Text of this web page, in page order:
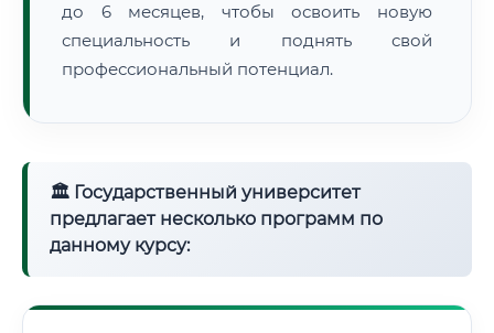
до 6 месяцев, чтобы освоить новую
специальность и поднять свой
профессиональный потенциал.
🏛 Государственный университет
предлагает несколько программ по
данному курсу: